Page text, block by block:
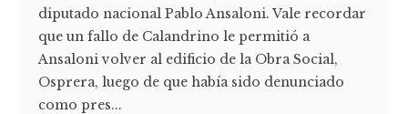
diputado nacional Pablo Ansaloni. Vale recordar
que un fallo de Calandrino le permitió a
Ansaloni volver al edificio de la Obra Social,
Osprera, luego de que había sido denunciado
como pres...